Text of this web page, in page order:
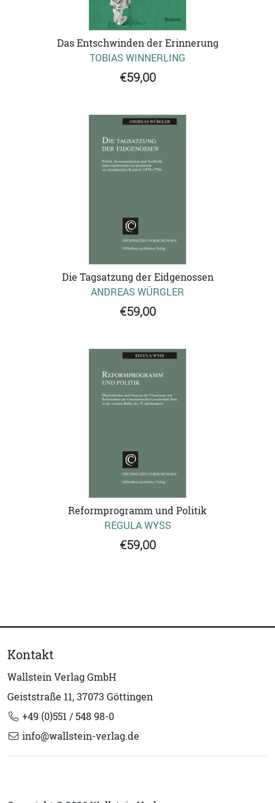
Das Entschwinden der Erinnerung
TOBIAS WINNERLING
€59,00
Die Tagsatzung der Eidgenossen
ANDREAS WÜRGLER
€59,00
Reformprogramm und Politik
REGULA WYSS
€59,00
Kontakt
Wallstein Verlag GmbH
Geiststraße 11, 37073 Göttingen
+49 (0)551 / 548 98-0
info@wallstein-verlag.de